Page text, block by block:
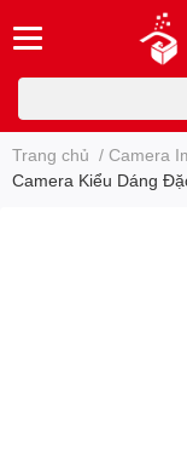
Trang chủ / Camera
Camera Kiểu Dáng